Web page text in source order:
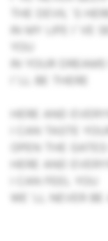
IN MY LIFE I`VE
IN YOUR
WE`LL NEVER BE